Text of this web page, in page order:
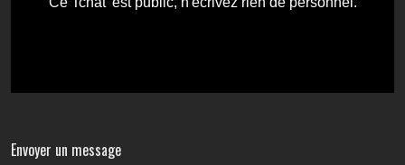
Envoyer un message